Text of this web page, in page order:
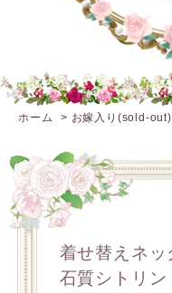
ホーム > お嫁入り(sold-out)
着せ替えネ
石質シトリ